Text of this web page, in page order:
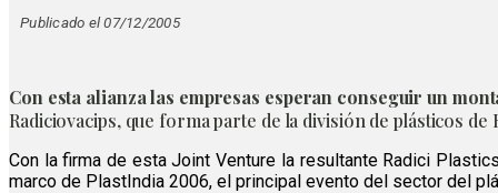
Publicado el 07/12/2005
Con esta alianza las empresas esperan conseguir un
Radiciovacips, que forma parte de la división de plásticos
Con la firma de esta Joint Venture la resultante Radici
marco de PlastIndia 2006, el principal evento del sector del